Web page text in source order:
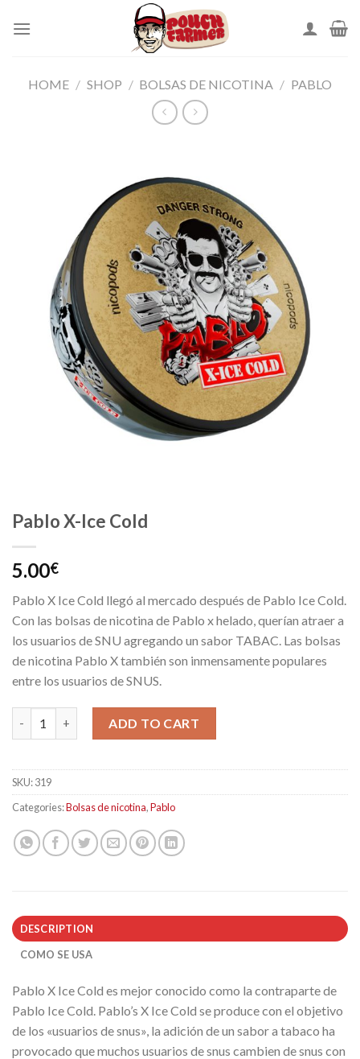
HOME / SHOP / BOLSAS DE NICOTINA / PABLO
Pablo X-Ice Cold
5.00€
Pablo X Ice Cold llegó al mercado después de Pablo Ice Cold.
Con las bolsas de nicotina de Pablo x helado, querían atraer a
los usuarios de SNU agregando un sabor TABAC. Las bolsas
de nicotina Pablo X también son inmensamente populares
entre los usuarios de SNUS.
ADD TO CART
SKU:319
Categories:Bolsas de nicotina,Pablo
DESCRIPTION
COMO SE USA
Pablo X Ice Cold es mejor conocido como la contraparte de
Pablo Ice Cold. Pablo’s X Ice Cold se produce con el objetivo
de los «usuarios de snus», la adición de un sabor a tabaco ha
provocado que muchos usuarios de snus cambien de snus con